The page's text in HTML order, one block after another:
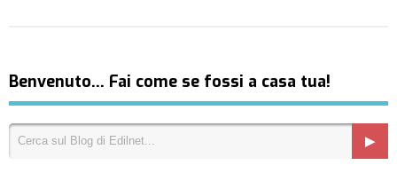
Benvenuto… Fai come se fossi a casa tua!